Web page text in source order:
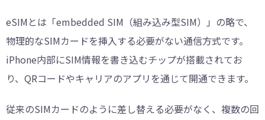
eSIMとは「embedded SIM（組み込み型SIM）」の略で、
物理的なSIMカードを挿入する必要がない通信方式です。
iPhone内部にSIM情報を書き込むチップが搭載されてお
り、QRコードやキャリアのアプリを通じて開通できます。
従来のSIMカードのように差し替える必要がなく、複数の回